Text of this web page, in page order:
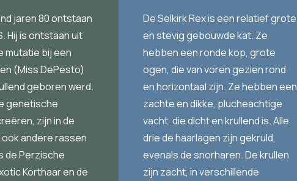
jaren 80 ontstaan
Hij is ontstaan uit
mutatie bij een
(Miss DePesto)
geboren werd.
genetische
zijn in de
andere rassen
de Perzische
Korthaar en de
De Selkirk Rex is een relatief grote
en stevig gebouwde kat. Ze
hebben een ronde kop, grote
ogen, die van voren gezien rond
en horizontaal zijn. Ze hebben een
zachte en dikke, plucheachtige
vacht, die dicht en krullend is. Alle
drie de haarlagen zijn gekruld,
evenals de snorharen. De krullen
zijn zacht, in verschillende